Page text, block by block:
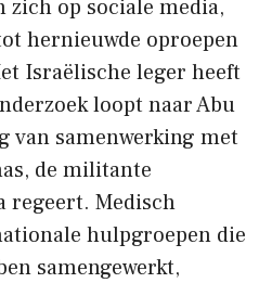
zich op sociale media,
hernieuwde oproepen
Israëlische leger heeft
loopt naar Abu
van samenwerking met
de militante
regeert. Medisch
hulpgroepen die
samengewerkt,